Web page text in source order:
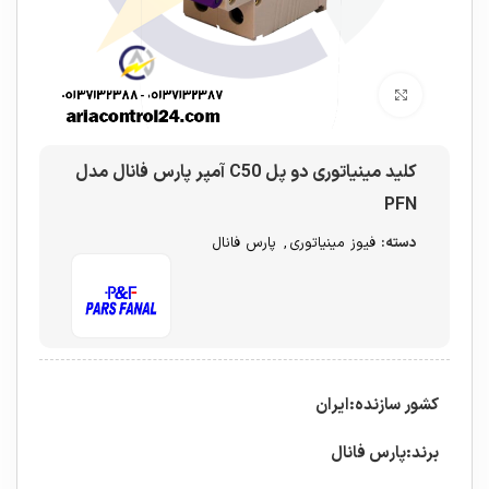
کلید مینیاتوری دو پل C50 آمپر پارس فانال مدل
PFN
دسته: فیوز مینیاتوری , پارس فانال
کشور سازنده:ایران
برند:پارس فانال